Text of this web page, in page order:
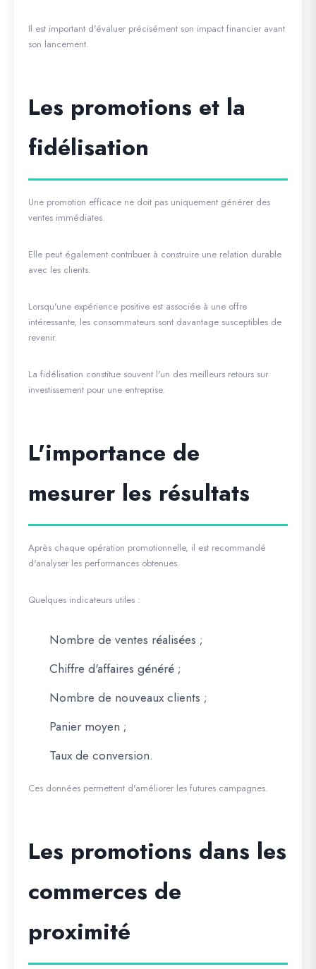
Il est important d'évaluer précisément son impact financier avant
son lancement.
Les promotions et la
fidélisation
Une promotion efficace ne doit pas uniquement générer des
ventes immédiates.
Elle peut également contribuer à construire une relation durable
avec les clients.
Lorsqu'une expérience positive est associée à une offre
intéressante, les consommateurs sont davantage susceptibles de
revenir.
La fidélisation constitue souvent l'un des meilleurs retours sur
investissement pour une entreprise.
L'importance de
mesurer les résultats
Après chaque opération promotionnelle, il est recommandé
d'analyser les performances obtenues.
Quelques indicateurs utiles :
Nombre de ventes réalisées ;
Chiffre d'affaires généré ;
Nombre de nouveaux clients ;
Panier moyen ;
Taux de conversion.
Ces données permettent d'améliorer les futures campagnes.
Les promotions dans les
commerces de
proximité